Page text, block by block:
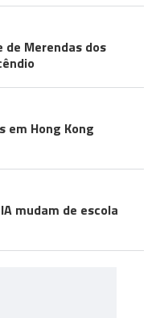
Merendas dos
em Hong Kong
mudam de escola